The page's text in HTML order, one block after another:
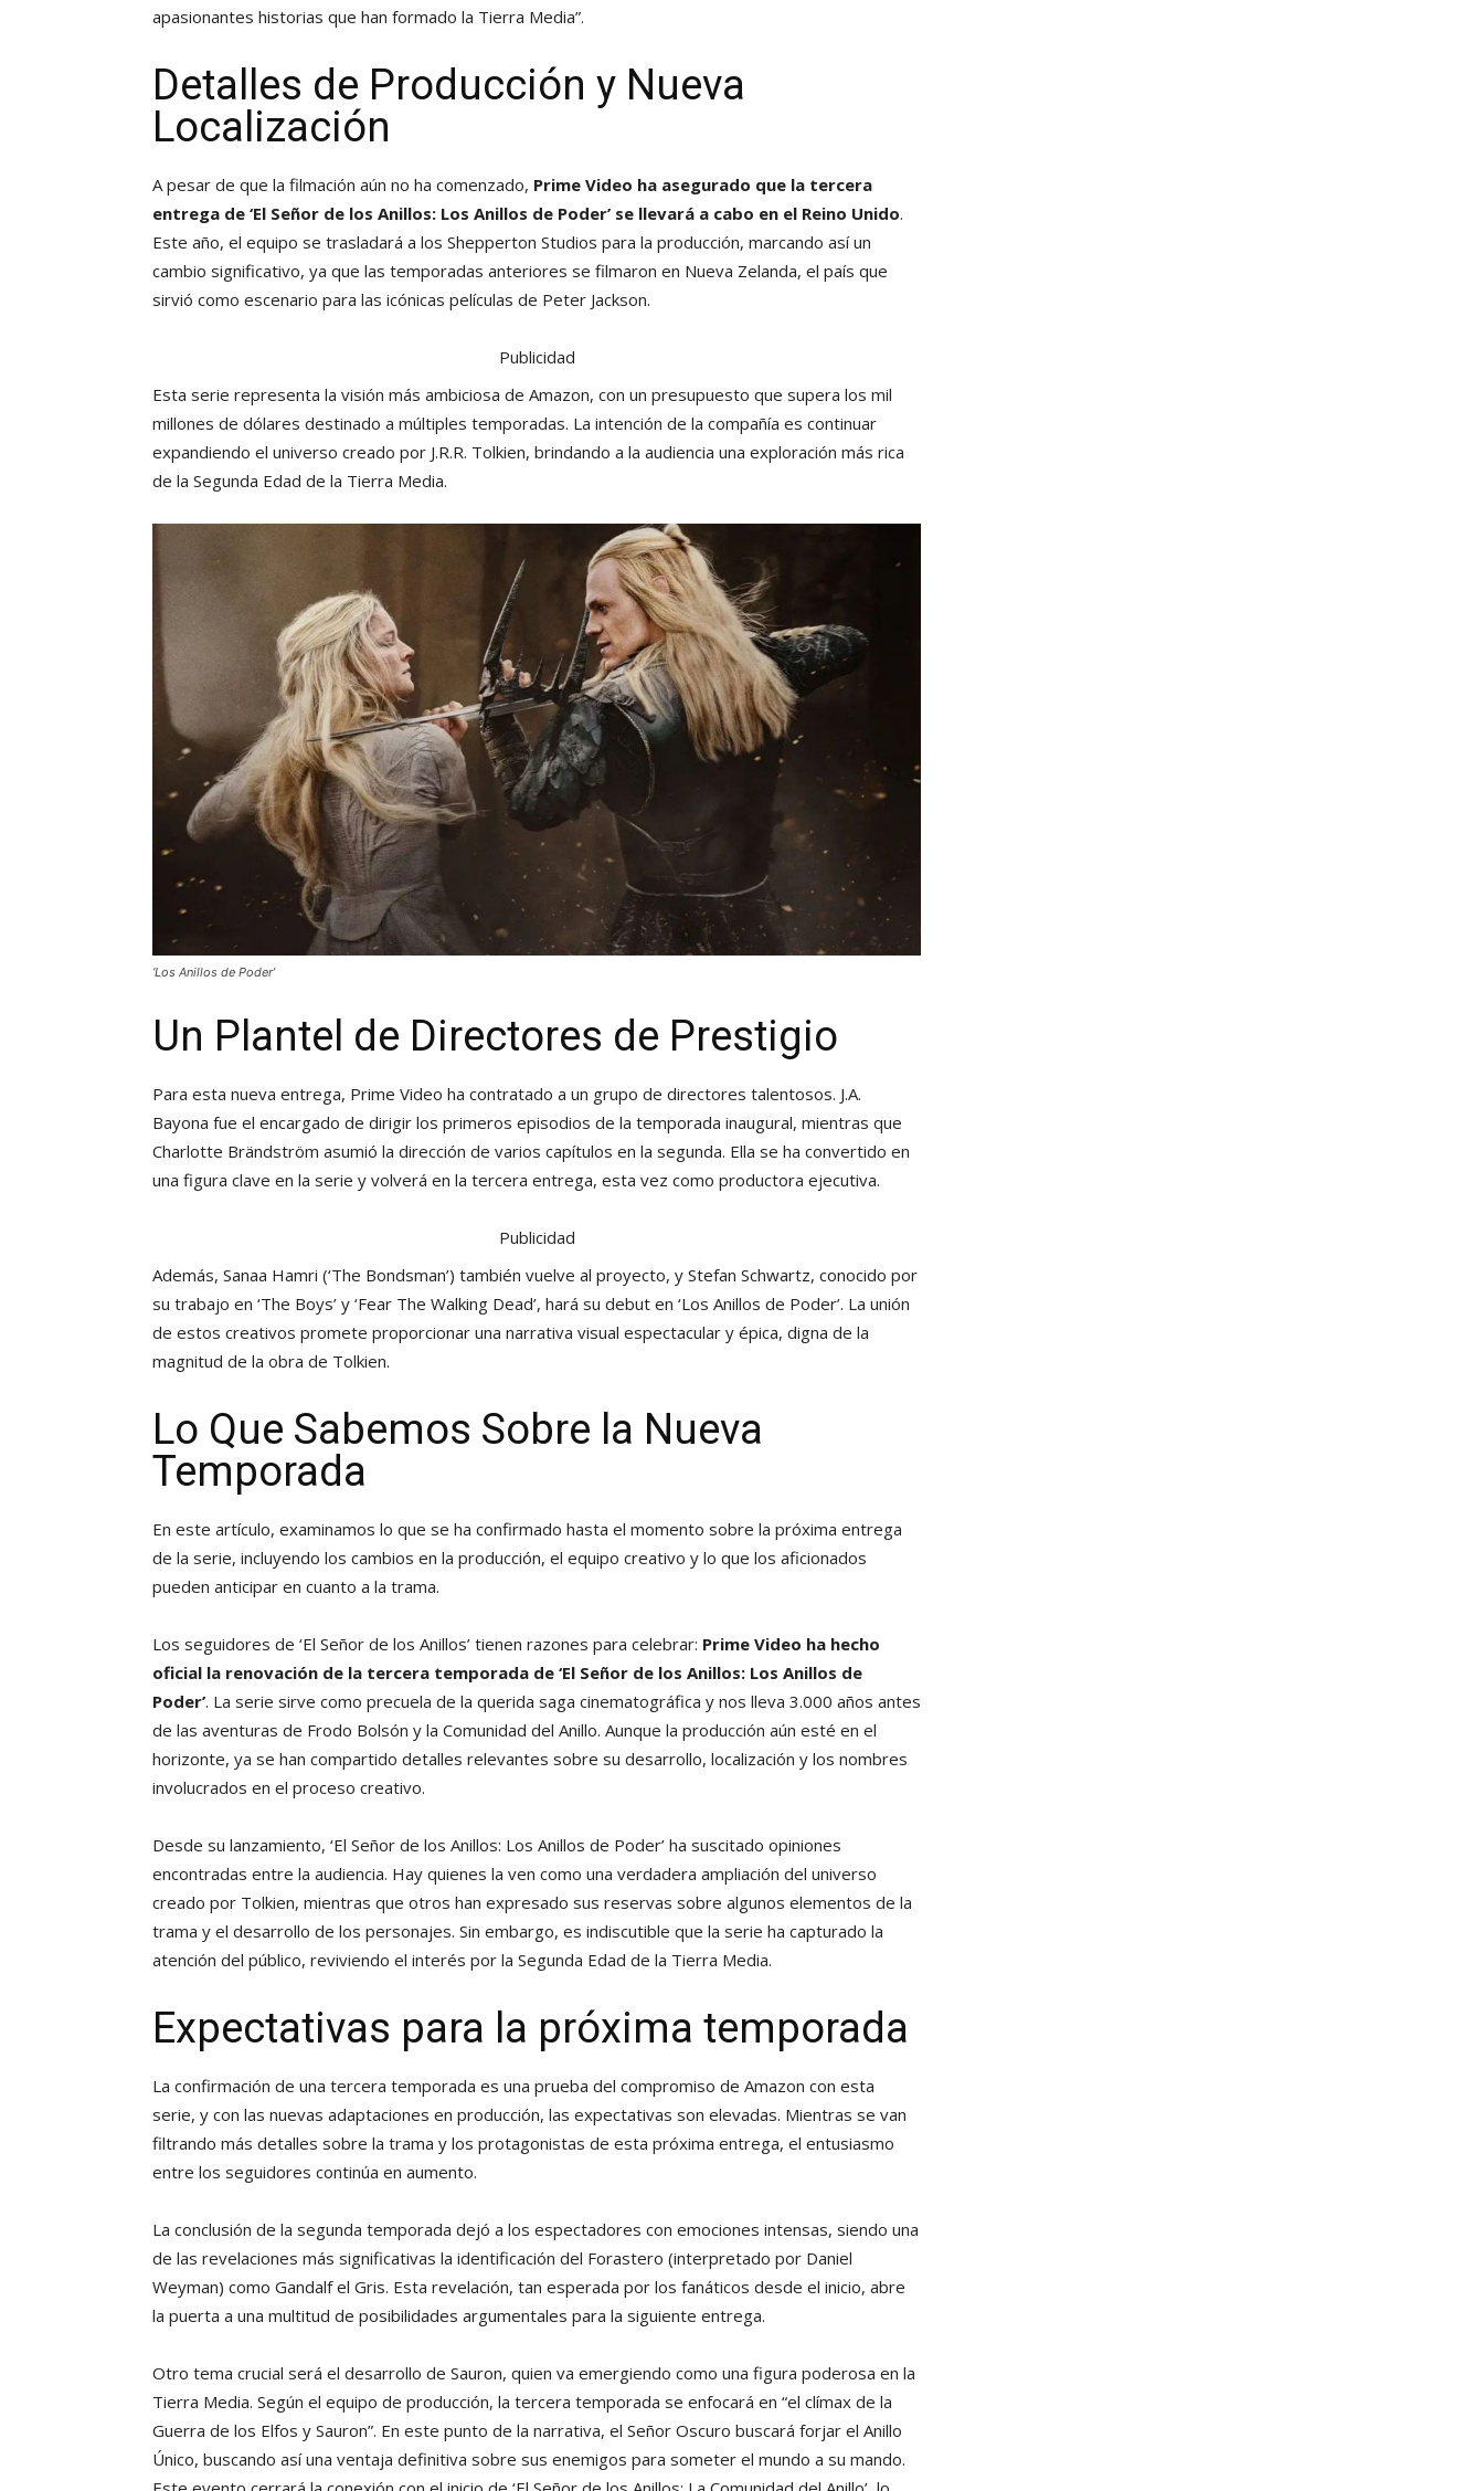
apasionantes historias que han formado la Tierra Media”.
Detalles de Producción y Nueva
Localización
A pesar de que la filmación aún no ha comenzado, Prime Video ha asegurado que la tercera
entrega de ‘El Señor de los Anillos: Los Anillos de Poder’ se llevará a cabo en el Reino Unido.
Este año, el equipo se trasladará a los Shepperton Studios para la producción, marcando así un
cambio significativo, ya que las temporadas anteriores se filmaron en Nueva Zelanda, el país que
sirvió como escenario para las icónicas películas de Peter Jackson.
Publicidad
Esta serie representa la visión más ambiciosa de Amazon, con un presupuesto que supera los mil
millones de dólares destinado a múltiples temporadas. La intención de la compañía es continuar
expandiendo el universo creado por J.R.R. Tolkien, brindando a la audiencia una exploración más rica
de la Segunda Edad de la Tierra Media.
‘Los Anillos de Poder’
Un Plantel de Directores de Prestigio
Para esta nueva entrega, Prime Video ha contratado a un grupo de directores talentosos. J.A.
Bayona fue el encargado de dirigir los primeros episodios de la temporada inaugural, mientras que
Charlotte Brändström asumió la dirección de varios capítulos en la segunda. Ella se ha convertido en
una figura clave en la serie y volverá en la tercera entrega, esta vez como productora ejecutiva.
Publicidad
Además, Sanaa Hamri (‘The Bondsman’) también vuelve al proyecto, y Stefan Schwartz, conocido por
su trabajo en ‘The Boys’ y ‘Fear The Walking Dead’, hará su debut en ‘Los Anillos de Poder’. La unión
de estos creativos promete proporcionar una narrativa visual espectacular y épica, digna de la
magnitud de la obra de Tolkien.
Lo Que Sabemos Sobre la Nueva
Temporada
En este artículo, examinamos lo que se ha confirmado hasta el momento sobre la próxima entrega
de la serie, incluyendo los cambios en la producción, el equipo creativo y lo que los aficionados
pueden anticipar en cuanto a la trama.
Los seguidores de ‘El Señor de los Anillos’ tienen razones para celebrar: Prime Video ha hecho
oficial la renovación de la tercera temporada de ‘El Señor de los Anillos: Los Anillos de
Poder’. La serie sirve como precuela de la querida saga cinematográfica y nos lleva 3.000 años antes
de las aventuras de Frodo Bolsón y la Comunidad del Anillo. Aunque la producción aún esté en el
horizonte, ya se han compartido detalles relevantes sobre su desarrollo, localización y los nombres
involucrados en el proceso creativo.
Desde su lanzamiento, ‘El Señor de los Anillos: Los Anillos de Poder’ ha suscitado opiniones
encontradas entre la audiencia. Hay quienes la ven como una verdadera ampliación del universo
creado por Tolkien, mientras que otros han expresado sus reservas sobre algunos elementos de la
trama y el desarrollo de los personajes. Sin embargo, es indiscutible que la serie ha capturado la
atención del público, reviviendo el interés por la Segunda Edad de la Tierra Media.
Expectativas para la próxima temporada
La confirmación de una tercera temporada es una prueba del compromiso de Amazon con esta
serie, y con las nuevas adaptaciones en producción, las expectativas son elevadas. Mientras se van
filtrando más detalles sobre la trama y los protagonistas de esta próxima entrega, el entusiasmo
entre los seguidores continúa en aumento.
La conclusión de la segunda temporada dejó a los espectadores con emociones intensas, siendo una
de las revelaciones más significativas la identificación del Forastero (interpretado por Daniel
Weyman) como Gandalf el Gris. Esta revelación, tan esperada por los fanáticos desde el inicio, abre
la puerta a una multitud de posibilidades argumentales para la siguiente entrega.
Otro tema crucial será el desarrollo de Sauron, quien va emergiendo como una figura poderosa en la
Tierra Media. Según el equipo de producción, la tercera temporada se enfocará en “el clímax de la
Guerra de los Elfos y Sauron”. En este punto de la narrativa, el Señor Oscuro buscará forjar el Anillo
Único, buscando así una ventaja definitiva sobre sus enemigos para someter el mundo a su mando.